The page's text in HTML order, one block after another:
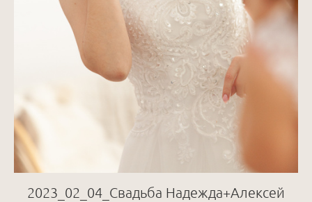
2023_02_04_Свадьба Надежда+Алексей